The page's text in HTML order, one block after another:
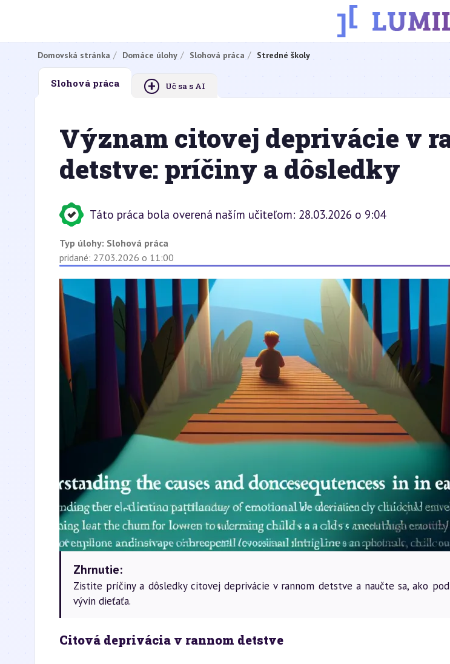
Domovská stránka Domáce úlohy Slohová práca Stredné školy
Slohová práca + Uč sa s AI
Význam citovej deprivácie v
detstve: príčiny a dôsledky
Táto práca bola overená naším učiteľom: 28.03.2026 o 9:04
Typ úlohy: Slohová práca
pridané: 27.03.2026 o 11:00
Zhrnutie:
Zistite príčiny a dôsledky citovej deprivácie v rannom detstve a naučte sa, ako
vývin dieťaťa.
Citová deprivácia v rannom detstve